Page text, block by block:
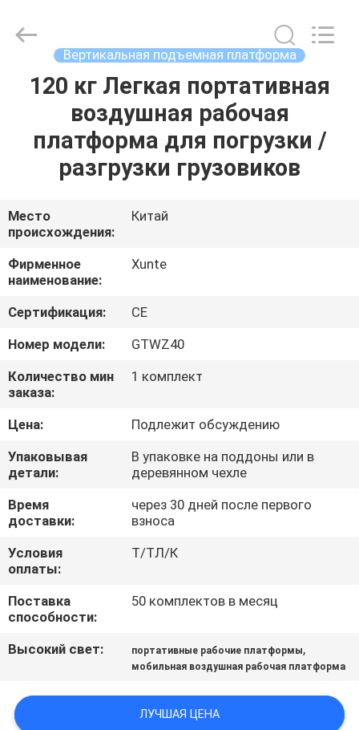
ДОМОЙ
ПРОДУКТЫ
НАС
ЭКСКУРСИЯ
ПО
ЗАВОДУ
КОНТРОЛЬ
КАЧЕСТВА
СВЯЖИТЕСЬ
С
НАМИ
НОВОСТИ
ЗАПРОСИТЕ
САЙТА
Reserved.
Вертикальная подъемная платформа
120 кг Легкая портативная
воздушная рабочая
платформа для погрузки /
разгрузки грузовиков
Место
происхождения:
Китай
Фирменное
наименование:
Xunte
Сертификация:
CE
Номер модели:
GTWZ40
Количество мин
заказа:
1 комплект
Цена:
Подлежит обсуждению
Упаковывая
детали:
В упаковке на поддоны или в
деревянном чехле
Время
доставки:
через 30 дней после первого
взноса
Условия
оплаты:
Т/ТЛ/К
Поставка
способности:
50 комплектов в месяц
Высокий свет: портативные рабочие платформы,
мобильная воздушная рабочая платформа
ЛУЧШАЯ ЦЕНА